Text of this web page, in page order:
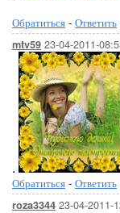
Обратиться - Ответить
mtv59 23-04-2011-
.
Обратиться - Ответить
roza3344 23-04-2011-